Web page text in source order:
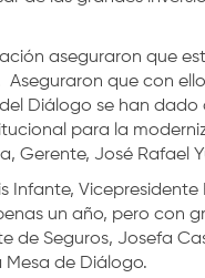
aseguraron que
que con
Diálogo se han
para la
Gerente, José Rafael
Infante,
un año, pero con
de Seguros, Josefa
de Diálogo.